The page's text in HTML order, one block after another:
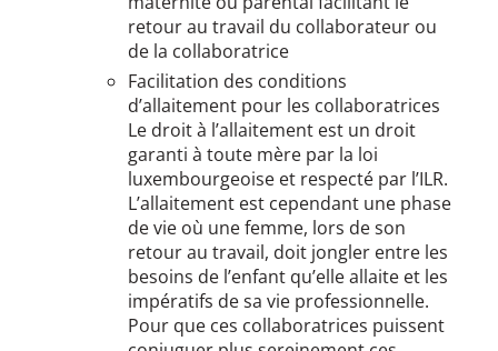
retour au travail du collaborateur ou
de la collaboratrice
Facilitation des conditions
d’allaitement pour les collaboratrices
Le droit à l’allaitement est un droit
garanti à toute mère par la loi
luxembourgeoise et respecté par l’ILR.
L’allaitement est cependant une phase
de vie où une femme, lors de son
retour au travail, doit jongler entre les
besoins de l’enfant qu’elle allaite et les
impératifs de sa vie professionnelle.
Pour que ces collaboratrices puissent